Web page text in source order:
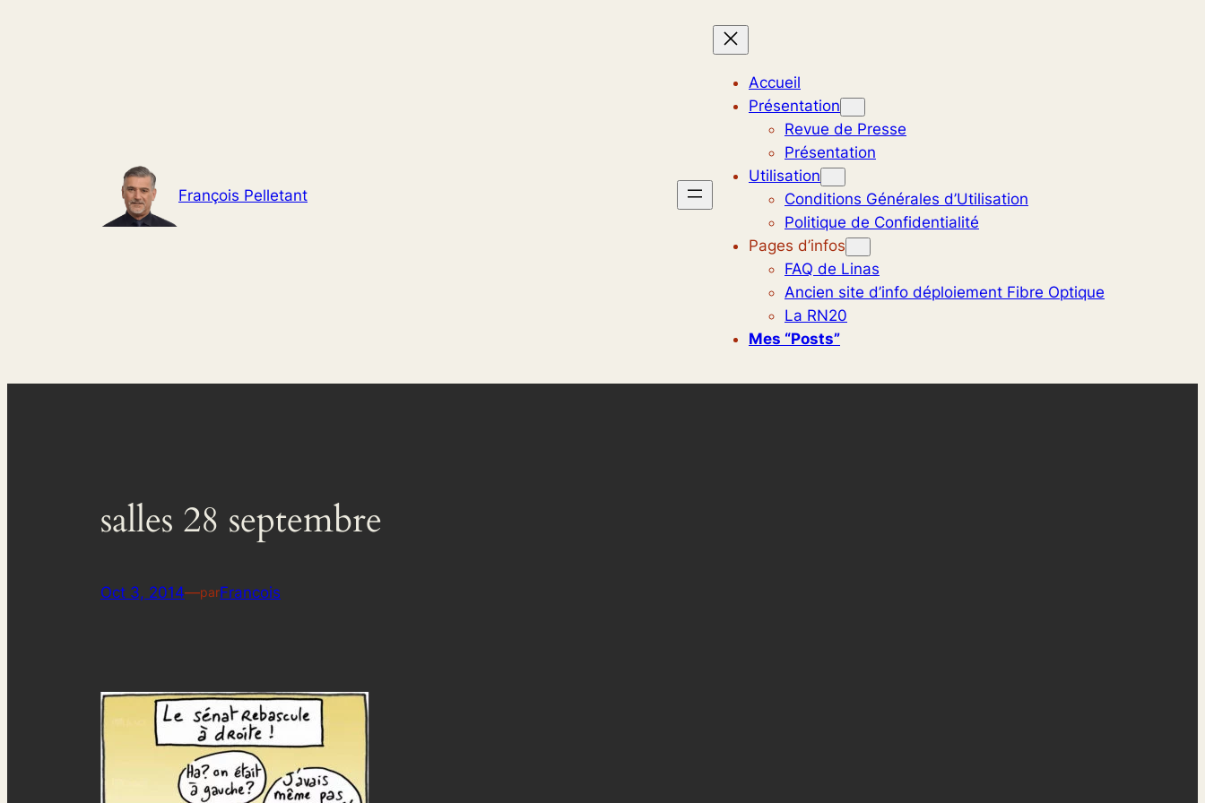
François Pelletant
Accueil
Présentation
Revue de Presse
Présentation
Utilisation
Conditions Générales d’Utilisation
Politique de Confidentialité
Pages d’infos
FAQ de Linas
Ancien site d’info déploiement Fibre Optique
La RN20
Mes “posts”
salles 28 septembre
Oct 3, 2014—parFrancois